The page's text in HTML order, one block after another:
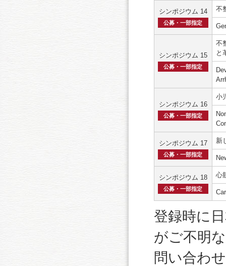
シンポジウム 14
公募・一部指定
不
シンポジウム 15
公募・一部指定
不
と
シンポジウム 16
公募・一部指定
小
シンポジウム 17
公募・一部指定
新
シンポジウム 18
公募・一部指定
心
登録時に
がご不明
問い合わ